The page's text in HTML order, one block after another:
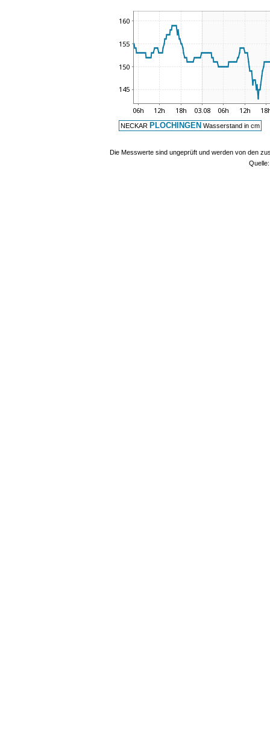
NECKAR PLOCHINGEN Wasserstand in cm
Die Messwerte sind ungeprüft und werden von den